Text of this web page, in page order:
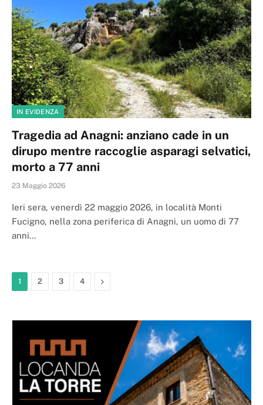
IN EVIDENZA
Tragedia ad Anagni: anziano cade in un
dirupo mentre raccoglie asparagi selvatici,
morto a 77 anni
23 Maggio 2026
Ieri sera, venerdì 22 maggio 2026, in località Monti
Fucigno, nella zona periferica di Anagni, un uomo di 77
anni…
1 2 3 4 Next